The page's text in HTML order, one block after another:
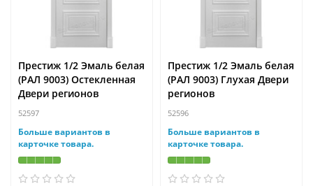
Престиж 1/2 Эмаль белая
(РАЛ 9003) Остекленная
Двери регионов
52597
Больше вариантов в
карточке товара.
Престиж 1/2 Эмаль белая
(РАЛ 9003) Глухая Двери
регионов
52596
Больше вариантов в
карточке товара.